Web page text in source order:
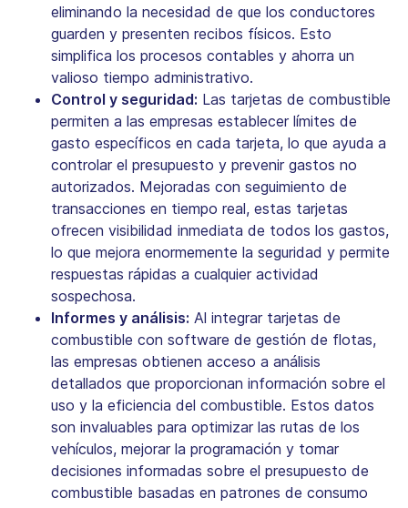
eliminando la necesidad de que los conductores
guarden y presenten recibos físicos. Esto
simplifica los procesos contables y ahorra un
valioso tiempo administrativo.
Control y seguridad: Las tarjetas de combustible
permiten a las empresas establecer límites de
gasto específicos en cada tarjeta, lo que ayuda a
controlar el presupuesto y prevenir gastos no
autorizados. Mejoradas con seguimiento de
transacciones en tiempo real, estas tarjetas
ofrecen visibilidad inmediata de todos los gastos,
lo que mejora enormemente la seguridad y permite
respuestas rápidas a cualquier actividad
sospechosa.
Informes y análisis: Al integrar tarjetas de
combustible con software de gestión de flotas,
las empresas obtienen acceso a análisis
detallados que proporcionan información sobre el
uso y la eficiencia del combustible. Estos datos
son invaluables para optimizar las rutas de los
vehículos, mejorar la programación y tomar
decisiones informadas sobre el presupuesto de
combustible basadas en patrones de consumo